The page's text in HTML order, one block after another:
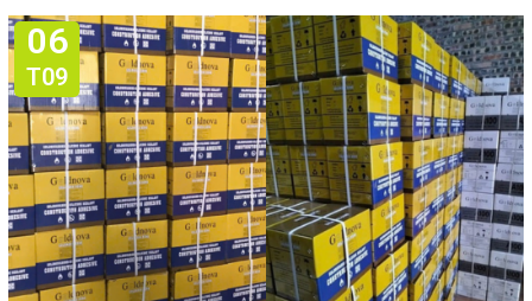
06
T09